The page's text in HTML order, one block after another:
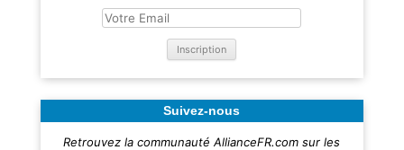
Suivez-nous
Retrouvez la communauté AllianceFR.com sur les